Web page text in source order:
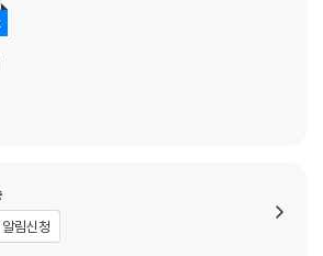
_ 이영숙 Grace
이현경
_ 윤희진
묵
디
림신청